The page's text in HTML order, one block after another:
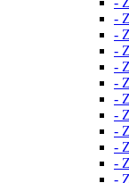
-
-
-
-
-
-
-
-
-
-
-